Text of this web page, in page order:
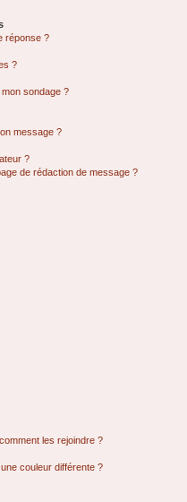
réponse ?
?
mon sondage ?
message ?
?
de rédaction de message ?
les rejoindre ?
couleur différente ?